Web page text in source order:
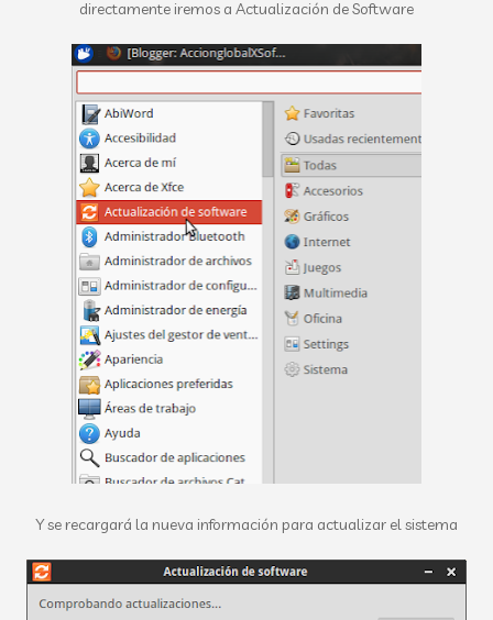
directamente iremos a Actualización de Software
Y se recargará la nueva información para actualizar el sistema